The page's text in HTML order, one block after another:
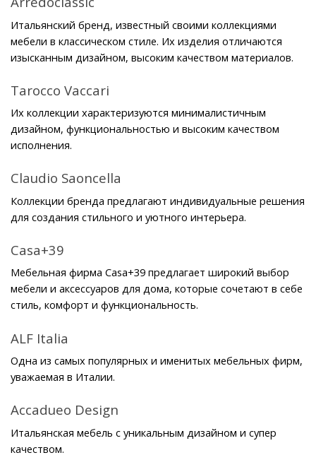
Итальянский бренд, известный своими коллекциями
мебели в классическом стиле. Их изделия отличаются
изысканным дизайном, высоким качеством материалов.
Tarocco Vaccari
Их коллекции характеризуются минималистичным
дизайном, функциональностью и высоким качеством
исполнения.
Claudio Saoncella
Коллекции бренда предлагают индивидуальные решения
для создания стильного и уютного интерьера.
Casa+39
Мебельная фирма Casa+39 предлагает широкий выбор
мебели и аксессуаров для дома, которые сочетают в себе
стиль, комфорт и функциональность.
ALF Italia
Одна из самых популярных и именитых мебельных фирм,
уважаемая в Италии.
Accadueo Design
Итальянская мебель с уникальным дизайном и супер
качеством.